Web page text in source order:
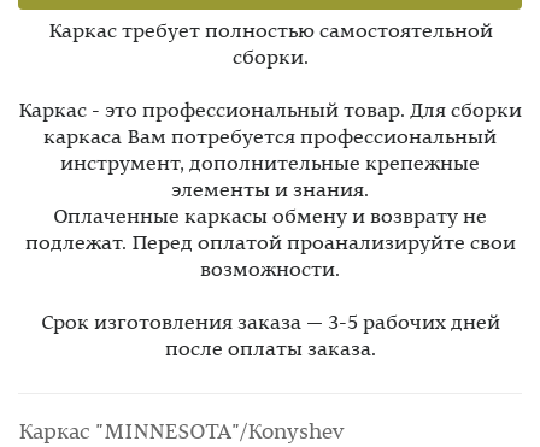
Каркас требует полностью самостоятельной
сборки.
Каркас - это профессиональный товар. Для сборки
каркаса Вам потребуется профессиональный
инструмент, дополнительные крепежные
элементы и знания.
Оплаченные каркасы обмену и возврату не
подлежат. Перед оплатой проанализируйте свои
возможности.
Срок изготовления заказа — 3-5 рабочих дней
после оплаты заказа.
Каркас "MINNESOTA"/Konyshev